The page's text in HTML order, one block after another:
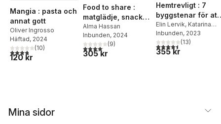
Mangia : pasta och
annat gott
Oliver Ingrosso
Häftad, 2024
3,8utav 5 stjärnor. Totalt antal röster:
(10)
120 kr
Food to share :
matglädje, snacks
och vardagsmat
Alma Hassan
Inbunden, 2024
4,1utav 5 stjärnor. Totalt antal röster:
(9)
305 kr
Hemtrevligt : 7
byggstenar för att
skapa ett
personligt hem
Elin Lervik, Katarina
Matsson
Inbunden, 2023
4,5utav 5 stjärnor.
(13)
355 kr
Mina sidor